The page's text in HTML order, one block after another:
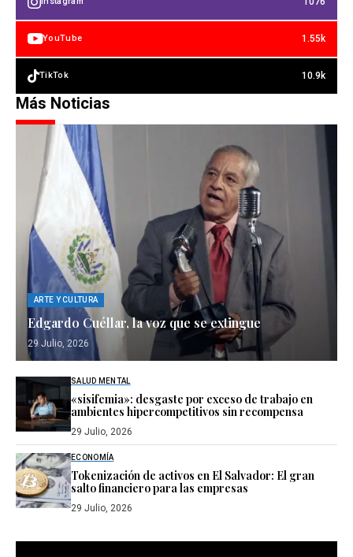
YouTube 1.55k
TikTok 10.9k
Más Noticias
ARTE Y CULTURA
Edgardo Cuéllar, la voz que se extingue
29 Julio, 2026
SALUD MENTAL
«sisifemia»: desgaste por exceso de trabajo en
ambientes hipercompetitivos sin recompensa
29 Julio, 2026
ECONOMÍA
Tokenización de activos en El Salvador: El gran
salto financiero para las empresas
29 Julio, 2026